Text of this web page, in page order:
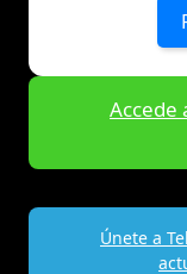
Accede
Únete a